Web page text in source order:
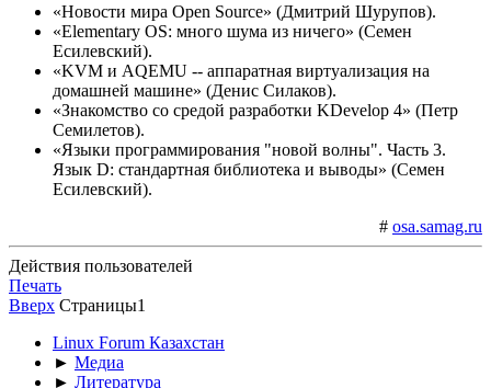
«Новости мира Open Source» (Дмитрий Шурупов).
«Elementary OS: много шума из ничего» (Семен
Есилевский).
«KVM и AQEMU -- аппаратная виртуализация на
домашней машине» (Денис Силаков).
«Знакомство со средой разработки KDevelop 4» (Петр
Семилетов).
«Языки программирования "новой волны". Часть 3.
Язык D: стандартная библиотека и выводы» (Семен
Есилевский).
# osa.samag.ru
Действия пользователей
Печать
Вверх Страницы1
Linux Forum Казахстан
► Медиа
► Литература